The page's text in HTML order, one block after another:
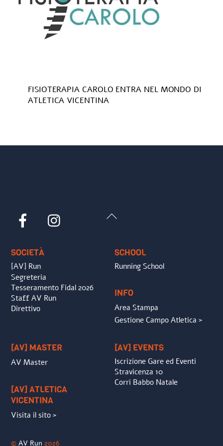
FISIOTERAPIA CAROLO ENTRA NEL MONDO DI
ATLETICA VICENTINA
Back
Facebook
SOCIETÀ
[AV] Run
Segreteria
Tesseramento Fidal 2026
Staff AV Run
Direttivo
SCHOOL
Running School
INFO
Area Stampa
Gestione Campo Atletica >
[AV] MASTER
AV Master
[AV] ATLETICA
VICENTINA
Visita il sito >
[AV] EVENTS
Iscrizione Gare ed Eventi
Stravicenza 10
Corri Babbo Natale
©AV Run 2026